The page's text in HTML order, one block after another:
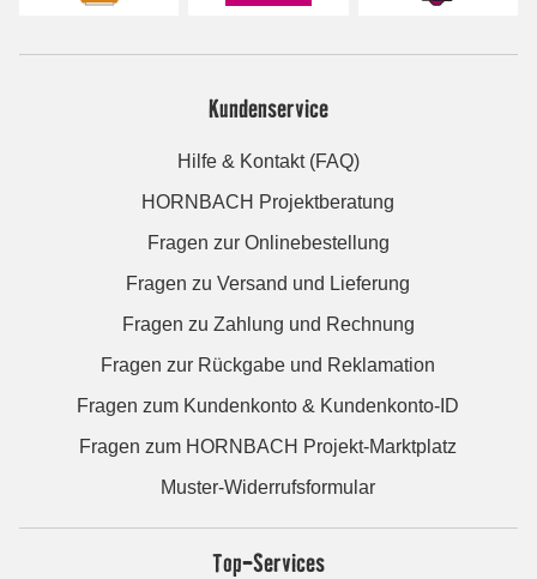
Kundenservice
Hilfe & Kontakt (FAQ)
HORNBACH Projektberatung
Fragen zur Onlinebestellung
Fragen zu Versand und Lieferung
Fragen zu Zahlung und Rechnung
Fragen zur Rückgabe und Reklamation
Fragen zum Kundenkonto & Kundenkonto-ID
Fragen zum HORNBACH Projekt-Marktplatz
Muster-Widerrufsformular
Top-Services